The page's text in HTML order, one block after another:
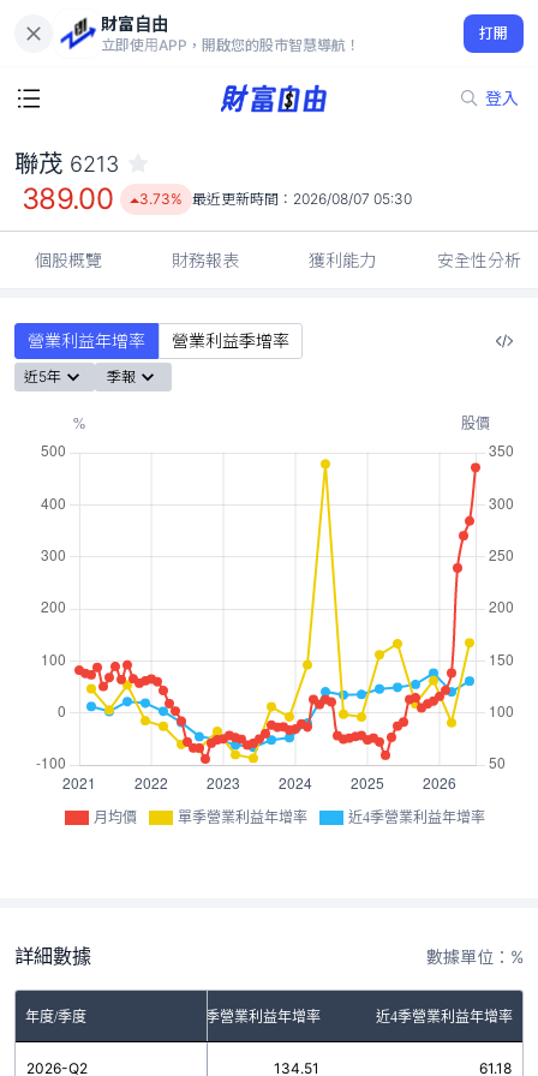
財富自由
立即使用APP，開啟您的股市智慧導航！
打開
登入
389.00
3.73%
聯茂 6213
389.00 3.73% 最近更新時間： 2026/08/07 05:30
個股概覽 財務報表 獲利能力 安全性分析
營業利益年增率 營業利益季增率
近5年 季報
月均價 單季營業利益年增率 近4季營業利益年增率
詳細數據 數據單位：%
年度/季度 單季營業利益年增率 近4季營業利益年增率
2026-Q2 134.51 61.18